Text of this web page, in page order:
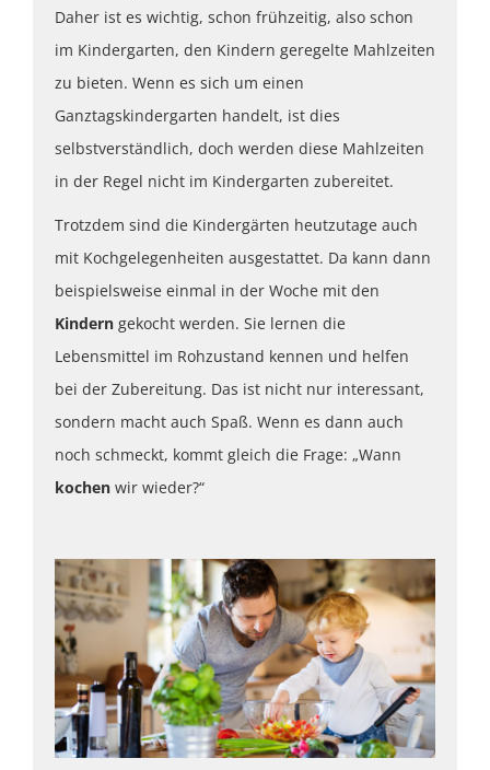
Daher ist es wichtig, schon frühzeitig, also schon
im Kindergarten, den Kindern geregelte Mahlzeiten
zu bieten. Wenn es sich um einen
Ganztagskindergarten handelt, ist dies
selbstverständlich, doch werden diese Mahlzeiten
in der Regel nicht im Kindergarten zubereitet.
Trotzdem sind die Kindergärten heutzutage auch
mit Kochgelegenheiten ausgestattet. Da kann dann
beispielsweise einmal in der Woche mit den
Kindern gekocht werden. Sie lernen die
Lebensmittel im Rohzustand kennen und helfen
bei der Zubereitung. Das ist nicht nur interessant,
sondern macht auch Spaß. Wenn es dann auch
noch schmeckt, kommt gleich die Frage: „Wann
kochen wir wieder?“